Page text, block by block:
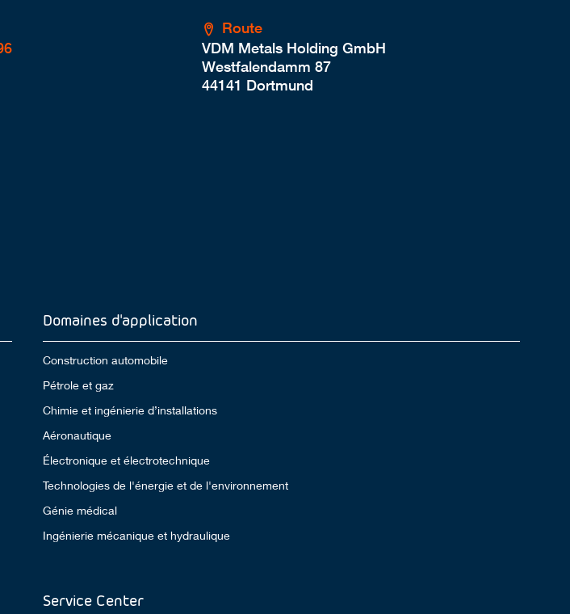
Route
VDM Metals Holding GmbH
Westfalendamm 87
44141 Dortmund
Domaines d'application
Construction automobile
Pétrole et gaz
Chimie et ingénierie d’installations
Aéronautique
Électronique et électrotechnique
Technologies de l'énergie et de l'environnement
Génie médical
Ingénierie mécanique et hydraulique
Service Center